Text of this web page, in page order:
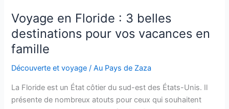
villes
australiennes
incontournables
!
Voyage en Floride : 3 belles
destinations pour vos vacances en
famille
Découverte et voyage /Au Pays de Zaza
La Floride est un État côtier du sud-est des États-Unis. Il
présente de nombreux atouts pour ceux qui souhaitent